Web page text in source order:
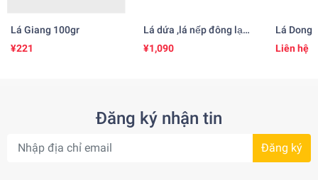
Lá Giang 100gr
¥221
Lá dứa ,lá nếp đông lạnh
500gr
¥1,090
Lá Dong
Liên hệ
Đăng ký nhận tin
Đăng ký